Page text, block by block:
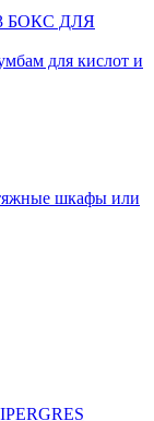
БОКС ДЛЯ
для кислот и
шкафы или